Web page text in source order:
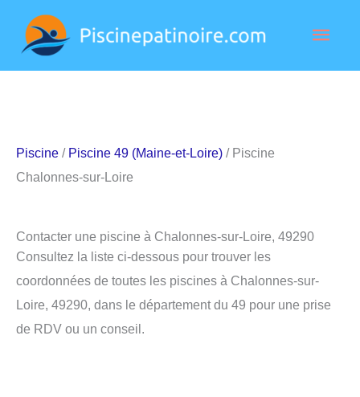
contenu
Piscine / Piscine 49 (Maine-et-Loire) / Piscine
Chalonnes-sur-Loire
Contacter une piscine à Chalonnes-sur-Loire, 49290
Consultez la liste ci-dessous pour trouver les
coordonnées de toutes les piscines à Chalonnes-sur-
Loire, 49290, dans le département du 49 pour une prise
de RDV ou un conseil.